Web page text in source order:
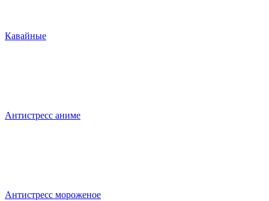
Кавайные
Антистресс аниме
Антистресс мороженое